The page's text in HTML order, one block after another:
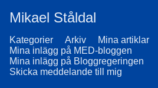
Mikael Ståldal
Kategorier Arkiv
Mina artiklar
Mina inlägg på MED-bloggen
Mina inlägg på Bloggregeringen
Skicka meddelande till mig